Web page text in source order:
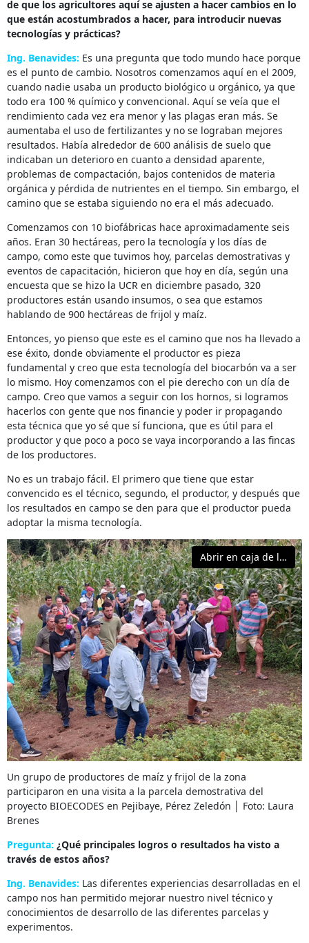
de que los agricultores aquí se ajusten a hacer cambios en lo
que están acostumbrados a hacer, para introducir nuevas
tecnologías y prácticas?
Ing. Benavides: Es una pregunta que todo mundo hace porque
es el punto de cambio. Nosotros comenzamos aquí en el 2009,
cuando nadie usaba un producto biológico u orgánico, ya que
todo era 100 % químico y convencional. Aquí se veía que el
rendimiento cada vez era menor y las plagas eran más. Se
aumentaba el uso de fertilizantes y no se lograban mejores
resultados. Había alrededor de 600 análisis de suelo que
indicaban un deterioro en cuanto a densidad aparente,
problemas de compactación, bajos contenidos de materia
orgánica y pérdida de nutrientes en el tiempo. Sin embargo, el
camino que se estaba siguiendo no era el más adecuado.
Comenzamos con 10 biofábricas hace aproximadamente seis
años. Eran 30 hectáreas, pero la tecnología y los días de
campo, como este que tuvimos hoy, parcelas demostrativas y
eventos de capacitación, hicieron que hoy en día, según una
encuesta que se hizo la UCR en diciembre pasado, 320
productores están usando insumos, o sea que estamos
hablando de 900 hectáreas de frijol y maíz.
Entonces, yo pienso que este es el camino que nos ha llevado a
ese éxito, donde obviamente el productor es pieza
fundamental y creo que esta tecnología del biocarbón va a ser
lo mismo. Hoy comenzamos con el pie derecho con un día de
campo. Creo que vamos a seguir con los hornos, si logramos
hacerlos con gente que nos financie y poder ir propagando
esta técnica que yo sé que sí funciona, que es útil para el
productor y que poco a poco se vaya incorporando a las fincas
de los productores.
No es un trabajo fácil. El primero que tiene que estar
convencido es el técnico, segundo, el productor, y después que
los resultados en campo se den para que el productor pueda
adoptar la misma tecnología.
Abrir en caja de luz
Un grupo de productores de maíz y frijol de la zona
participaron en una visita a la parcela demostrativa del
proyecto BIOECODES en Pejibaye, Pérez Zeledón │ Foto: Laura
Brenes
Pregunta: ¿Qué principales logros o resultados ha visto a
través de estos años?
Ing. Benavides: Las diferentes experiencias desarrolladas en el
campo nos han permitido mejorar nuestro nivel técnico y
conocimientos de desarrollo de las diferentes parcelas y
experimentos.